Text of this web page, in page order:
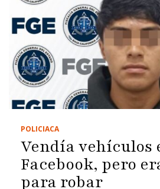
POLICIACA
Vendía vehículos
Facebook, pero
para robar